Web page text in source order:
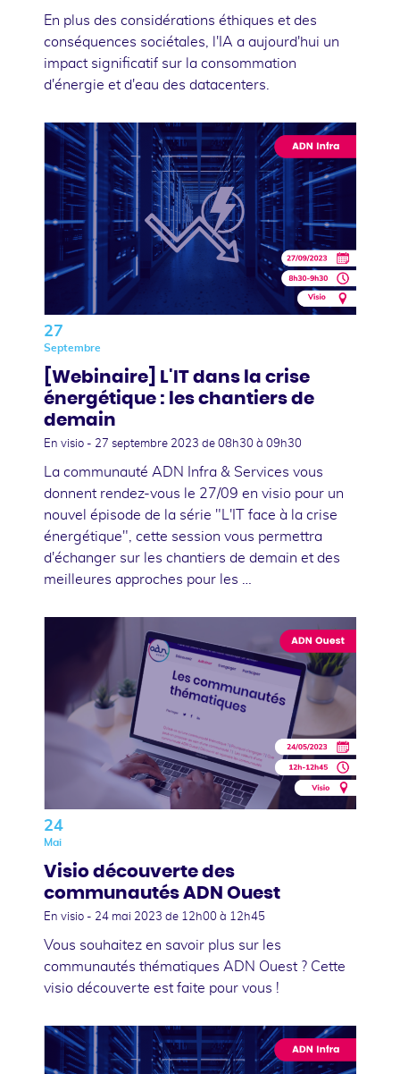
En plus des considérations éthiques et des
conséquences sociétales, l'IA a aujourd'hui un
impact significatif sur la consommation
d'énergie et d'eau des datacenters.
27
Septembre
[Webinaire] L'IT dans la crise
énergétique : les chantiers de
demain
En visio - 27 septembre 2023 de 08h30 à 09h30
La communauté ADN Infra & Services vous
donnent rendez-vous le 27/09 en visio pour un
nouvel épisode de la série "L'IT face à la crise
énergétique", cette session vous permettra
d'échanger sur les chantiers de demain et des
meilleures approches pour les …
24
Mai
Visio découverte des
communautés ADN Ouest
En visio - 24 mai 2023 de 12h00 à 12h45
Vous souhaitez en savoir plus sur les
communautés thématiques ADN Ouest ? Cette
visio découverte est faite pour vous !